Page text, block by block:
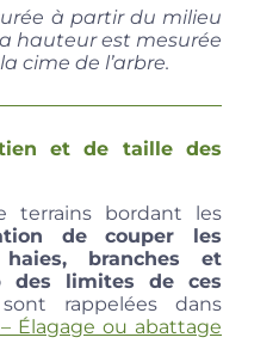
à partir du milieu
hauteur est mesurée
cime de l’arbre.
et de taille des
terrains bordant les
de couper les
branches et
des limites de ces
rappelées dans
Élagage ou abattage